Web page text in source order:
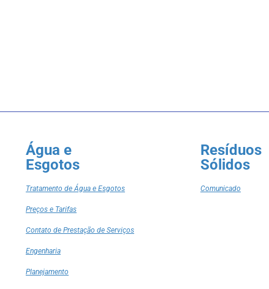
Água e
Esgotos
Tratamento de Água e Esgotos
Preços e Tarifas
Contato de Prestação de Serviços
Engenharia
Planejamento
Resíduos
Sólidos
Comunicado